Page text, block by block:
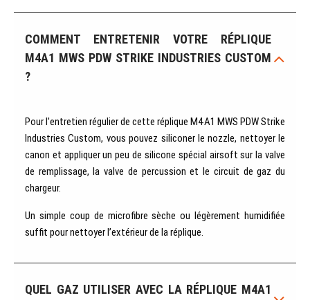
COMMENT ENTRETENIR VOTRE RÉPLIQUE
M4A1 MWS PDW STRIKE INDUSTRIES CUSTOM
?
Pour l'entretien régulier de cette réplique M4A1 MWS PDW Strike
Industries Custom, vous pouvez siliconer le nozzle, nettoyer le
canon et appliquer un peu de silicone spécial airsoft sur la valve
de remplissage, la valve de percussion et le circuit de gaz du
chargeur.
Un simple coup de microfibre sèche ou légèrement humidifiée
suffit pour nettoyer l’extérieur de la réplique.
QUEL GAZ UTILISER AVEC LA RÉPLIQUE M4A1